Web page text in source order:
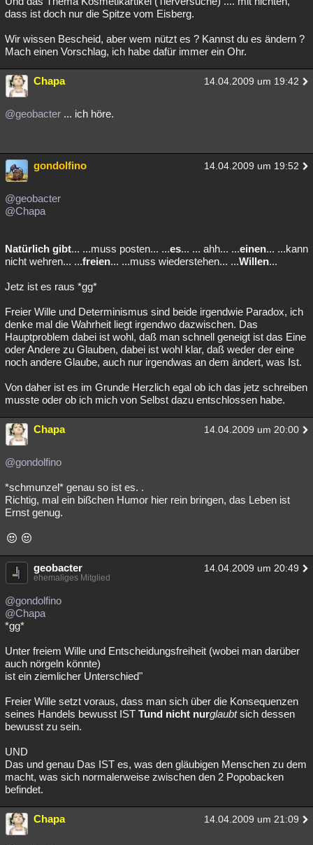
dass ist doch nur die Spitze vom Eisberg.
Wir wissen Bescheid, aber wem nützt es ? Kannst du es ändern ?
Mach einen Vorschlag, ich habe dafür immer ein Ohr.
Chapa 14.04.2009 um 19:42
@geobacter ... ich höre.
gondolfino 14.04.2009 um 19:52
@geobacter
@Chapa
Natürlich gibt... ...muss posten... ...es... ... ahh... ...einen... ...kann
nicht wehren... ...freien... ...muss wiederstehen... ...Willen...
Jetz ist es raus *gg*
Freier Wille und Determinismus sind beide irgendwie Paradox, ich
denke mal die Wahrheit liegt irgendwo dazwischen. Das
Hauptproblem dabei ist wohl, daß man schnell geneigt ist das Eine
oder Andere zu Glauben, dabei ist wohl klar, daß weder der eine
noch andere Glaube, auch nur irgendwas an dem ändert, was Ist.
Von daher ist es im Grunde Herzlich egal ob ich das jetz schreiben
musste oder ob ich mich von Selbst dazu entschlossen habe.
Chapa 14.04.2009 um 20:00
@gondolfino
*schmunzel* genau so ist es. .
Richtig, mal ein bißchen Humor hier rein bringen, das Leben ist
Ernst genug.
geobacter 14.04.2009 um 20:49
ehemaliges Mitglied
@gondolfino
@Chapa
*gg*
Unter freiem Wille und Entscheidungsfreiheit (wobei man darüber
auch nörgeln könnte)
ist ein ziemlicher Unterschied"
Freier Wille setzt voraus, dass man sich über die Konsequenzen
seines Handels bewusst IST Tund nicht nurglaubtsich dessen
bewusst zu sein.
UND
Das und genau Das IST es, was den gläubigen Menschen zu dem
macht, was sich normalerweise zwischen den 2 Popobacken
befindet.
Chapa 14.04.2009 um 21:09